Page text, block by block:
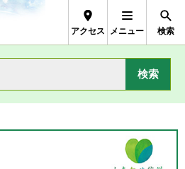
Prefecture
アクセス メニュー 検索